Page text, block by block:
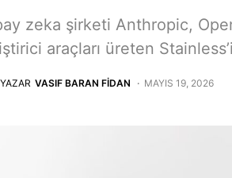
zeka şirketi Anthropic,
araçları üreten
YAZAR VASIF BARAN FIDAN MAYIS 19, 2026